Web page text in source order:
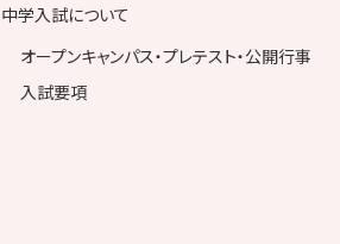
中学入試について
オープンキャンパス・プレテスト・公開行事
入試要項